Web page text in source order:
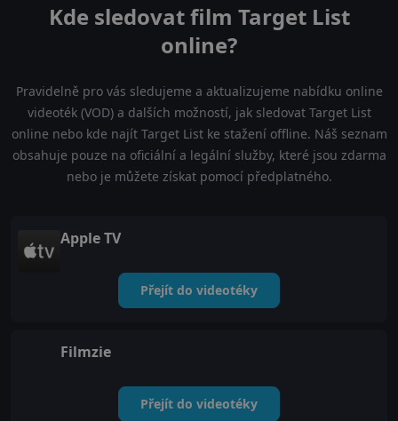
Kde sledovat film Target List
online?
Pravidelně pro vás sledujeme a aktualizujeme nabídku online
videoték (VOD) a dalších možností, jak sledovat Target List
online nebo kde najít Target List ke stažení offline. Náš seznam
obsahuje pouze na oficiální a legální služby, které jsou zdarma
nebo je můžete získat pomocí předplatného.
Apple TV
Přejít do videotéky
Filmzie
Přejít do videotéky